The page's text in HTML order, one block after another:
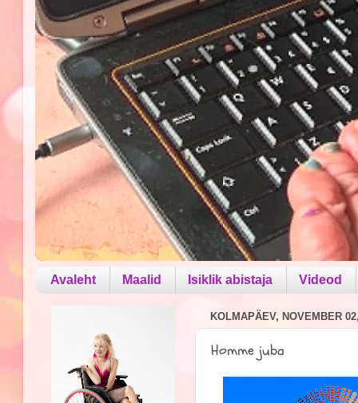
Avaleht Maalid Isiklik abistaja Videod
KOLMAPÄEV, NOVEMBER
Homme juba